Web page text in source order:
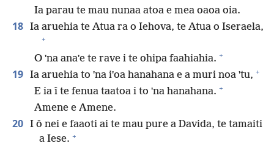
Ia parau te mau nunaa atoa e mea oaoa oia.
18 Ia aruehia te Atua ra o Iehova, te Atua o Iseraela,
+
O ˈna anaˈe te rave i te ohipa faahiahia. +
19 Ia aruehia to ˈna iˈoa hanahana e a muri noa ˈtu, +
E ia î te fenua taatoa i to ˈna hanahana. +
Amene e Amene.
20 I ǒ nei e faaoti ai te mau pure a Davida, te tamaiti
a Iese. +